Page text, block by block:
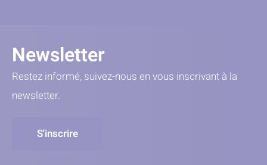
Newsletter
Restez informé, suivez-nous en vous inscrivant à la
newsletter.
S'inscrire